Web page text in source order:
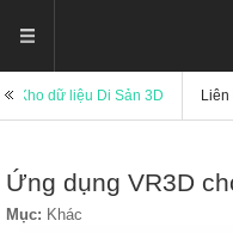
Kho dữ liệu Di Sản 3D Liên
Ứng dụng VR3D
Mục: Khác